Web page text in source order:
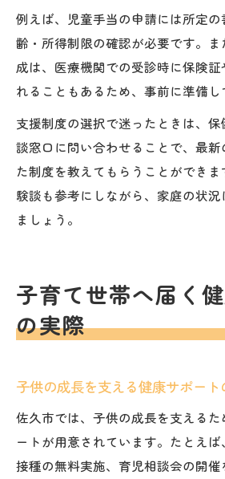
例えば、児童手当の申請には所定
齢・所得制限の確認が必要です。
成は、医療機関での受診時に保険
れることもあるため、事前に準備し
支援制度の選択で迷ったときは、
談窓口に問い合わせることで、最新
た制度を教えてもらうことができ
験談も参考にしながら、家庭の状
ましょう。
子育て世帯へ届く
の実際
子供の成長を支える健康サポー
佐久市では、子供の成長を支える
ートが用意されています。たとえ
接種の無料実施、育児相談会の開